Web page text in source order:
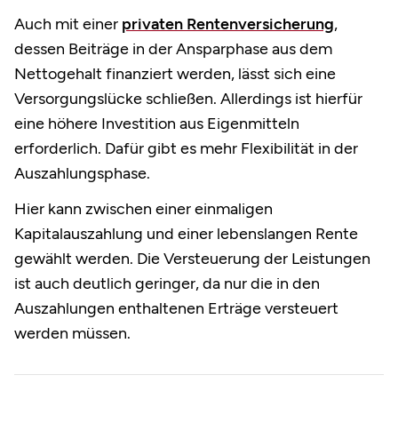
Auch mit einer privaten Rentenversicherung,
dessen Beiträge in der Ansparphase aus dem
Nettogehalt finanziert werden, lässt sich eine
Versorgungslücke schließen. Allerdings ist hierfür
eine höhere Investition aus Eigenmitteln
erforderlich. Dafür gibt es mehr Flexibilität in der
Auszahlungsphase.
Hier kann zwischen einer einmaligen
Kapitalauszahlung und einer lebenslangen Rente
gewählt werden. Die Versteuerung der Leistungen
ist auch deutlich geringer, da nur die in den
Auszahlungen enthaltenen Erträge versteuert
werden müssen.